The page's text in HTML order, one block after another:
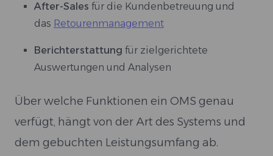
After-Sales für die Kundenbetreuung und
das Retourenmanagement
Berichterstattung für zielgerichtete
Auswertungen und Analysen
Über welche Funktionen ein OMS genau
verfügt, hängt von der Art des Systems und
dem gebuchten Leistungsumfang ab.